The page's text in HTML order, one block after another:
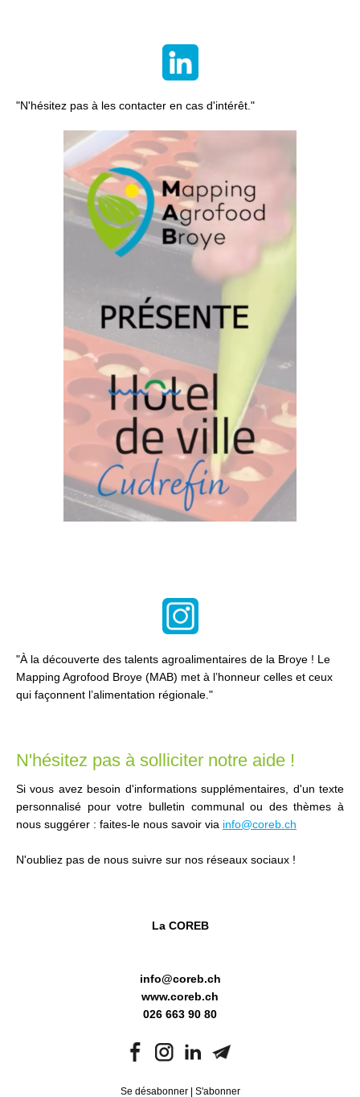
"N'hésitez pas à les contacter en cas d'intérêt. "
"À la découverte des talents agroalimentaires de la Broye ! Le
Mapping Agrofood Broye (MAB) met à l’honneur celles et ceux
qui façonnent l’alimentation régionale. "
N'hésitez pas à solliciter notre aide !
Si vous avez besoin d'informations supplémentaires, d'un texte
personnalisé pour votre bulletin communal ou des thèmes à
nous suggérer : faites-le nous savoir via info@coreb.ch
N'oubliez pas de nous suivre sur nos réseaux sociaux !
La COREB
info@coreb.ch
www.coreb.ch
026 663 90 80
Se désabonner| S'abonner